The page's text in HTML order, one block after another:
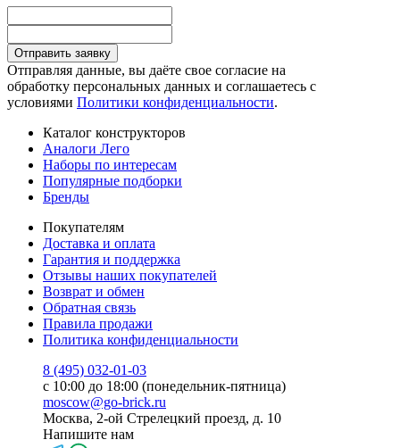
Отправить заявку
Отправляя данные, вы даёте свое согласие на
обработку персональных данных и соглашаетесь с
условиями Политики конфиденциальности.
Каталог конструкторов
Аналоги Лего
Наборы по интересам
Популярные подборки
Бренды
Покупателям
Доставка и оплата
Гарантия и поддержка
Отзывы наших покупателей
Возврат и обмен
Обратная связь
Правила продажи
Политика конфиденциальности
8 (495) 032-01-03
с 10:00 до 18:00 (понедельник-пятница)
moscow@go-brick.ru
Москва, 2-ой Стрелецкий проезд, д. 10
Напишите нам